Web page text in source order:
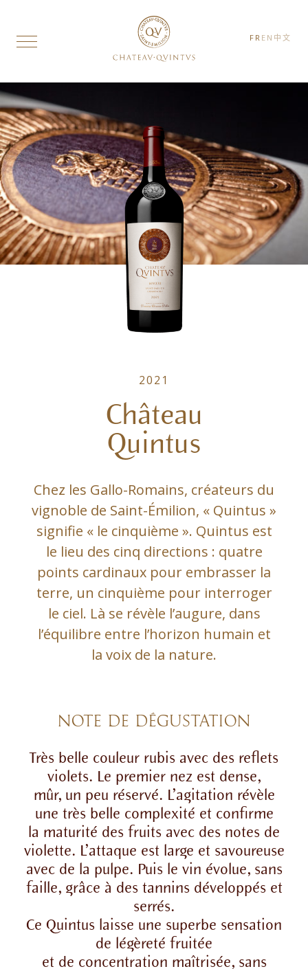
FR EN 中文
2021
Château
Quintus
Chez les Gallo-Romains, créateurs du
vignoble de Saint-Émilion, « Quintus »
signifie « le cinquième ». Quintus est
le lieu des cinq directions : quatre
points cardinaux pour embrasser la
terre, un cinquième pour interroger
le ciel. Là se révèle l’augure, dans
l’équilibre entre l’horizon humain et
la voix de la nature.
NOTE DE DÉGUSTATION
Très belle couleur rubis avec des reflets
violets. Le premier nez est dense,
mûr, un peu réservé. L’agitation révèle
une très belle complexité et confirme
la maturité des fruits avec des notes de
violette. L’attaque est large et savoureuse
avec de la pulpe. Puis le vin évolue, sans
faille, grâce à des tannins développés et
serrés.
Ce Quintus laisse une superbe sensation
de légèreté fruitée
et de concentration maîtrisée, sans